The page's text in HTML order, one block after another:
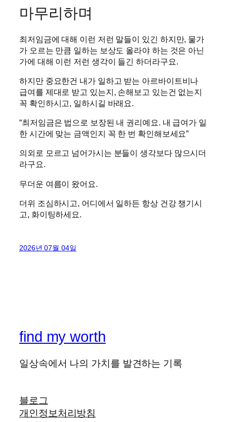
마무리하며
최저임금에 대해 이런 저런 말들이 있긴 하지만, 물가
가 오르는 만큼 일하는 보상도 올라야 하는 것은 아닌
가에 대해 이런 저런 생각이 들긴 하더라구요.
하지만 중요한건 내가 일하고 받는 아르바이트비나
급여를 제대로 받고 있는지, 손해보고 있는건 없는지
꼭 확인하시고, 일하시길 바래요.
“최저임금은 법으로 보장된 내 권리예요. 내 급여가 일
한 시간에 맞는 금액인지 꼭 한 번 확인해보세요”
의외로 모르고 넘어가시는 분들이 생각보다 많으시더
라구요.
무더운 여름이 왔어요.
더위 조심하시고, 어디에서 일하든 항상 건강 챙기시
고, 화이팅하세요.
2026년 07월 04일
find my worth
일상속에서 나의 가치를 발견하는 기록
블로그
개인정보처리방침